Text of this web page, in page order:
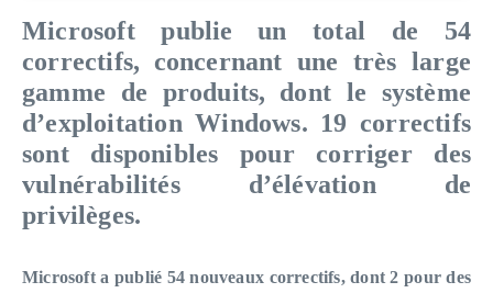
Microsoftpublie un total de 54
correctifs, concernant une très large
gamme de produits, dont le système
d’exploitation Windows. 19 correctifs
sont disponibles pour corriger des
vulnérabilités d’élévation de
privilèges.
Microsoft a publié 54 nouveaux correctifs, dont 2 pour des